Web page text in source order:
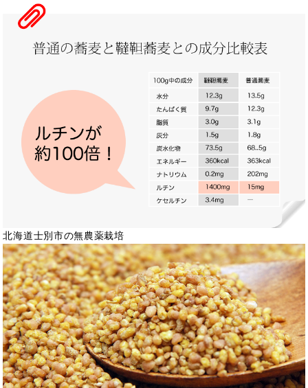
北海道士別市の無農薬栽培